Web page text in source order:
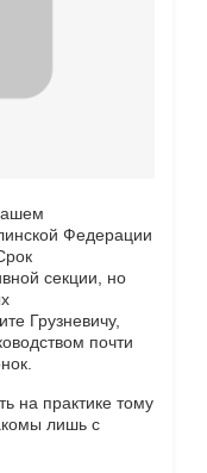
Федерации
секции, но
Грузневичу,
почти
на практике тому
лишь с